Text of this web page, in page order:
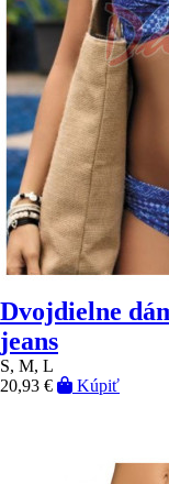
Dvojdielne
jeans
S, M, L
20,93 €
Kúpiť